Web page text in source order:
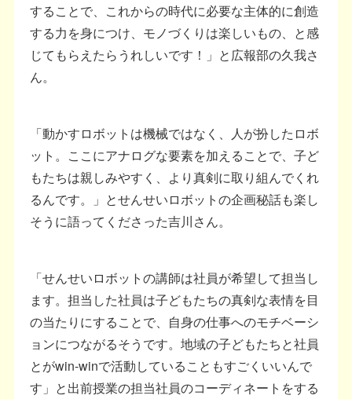
することで、これからの時代に必要な主体的に創造
する力を身につけ、モノづくりは楽しいもの、と感
じてもらえたらうれしいです！」と広報部の久我さ
ん。
「動かすロボットは機械ではなく、人が扮したロボ
ット。ここにアナログな要素を加えることで、子ど
もたちは親しみやすく、より真剣に取り組んでくれ
るんです。」とせんせいロボットの企画秘話も楽し
そうに語ってくださった吉川さん。
「せんせいロボットの講師は社員が希望して担当し
ます。担当した社員は子どもたちの真剣な表情を目
の当たりにすることで、自身の仕事へのモチベーシ
ョンにつながるそうです。地域の子どもたちと社員
とがwin-winで活動していることもすごくいいんで
す」と出前授業の担当社員のコーディネートをする